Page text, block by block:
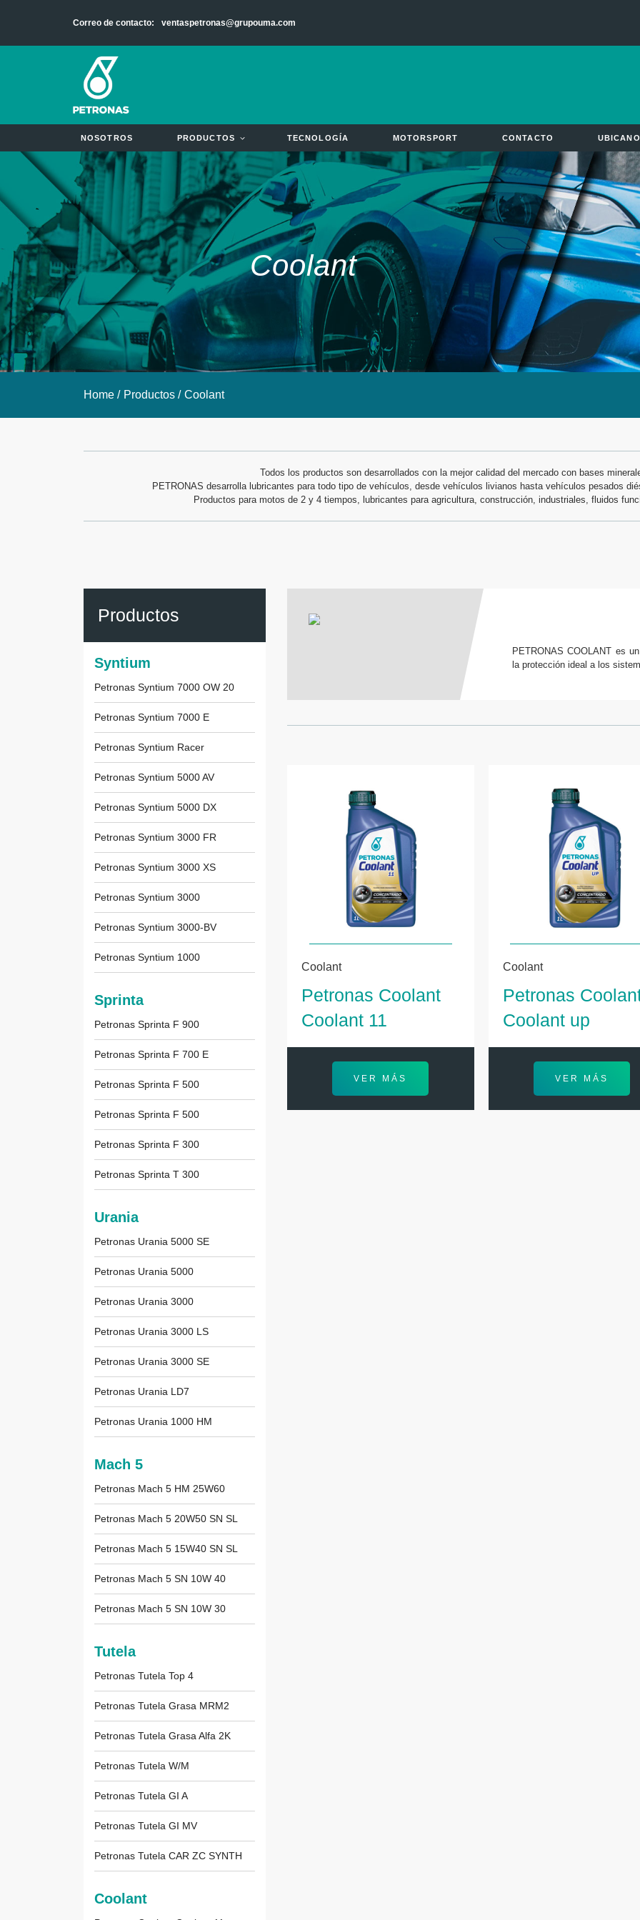
Correo de contacto: ventaspetronas@grupouma.com
NOSOTROS PRODUCTOS TECNOLOGÍA MOTORSPORT CONTACTO
Coolant
Home / Productos / Coolant
Todos los productos son desarrollados con la mejor calidad del mercado con bases
PETRONAS desarrolla lubricantes para todo tipo de vehículos, desde vehículos livianos hasta vehículos pesados
Productos para motos de 2 y 4 tiempos, lubricantes para agricultura, construcción, industriales, fluidos
Productos
Syntium
Petronas Syntium 7000 OW 20
Petronas Syntium 7000 E
Petronas Syntium Racer
Petronas Syntium 5000 AV
Petronas Syntium 5000 DX
Petronas Syntium 3000 FR
Petronas Syntium 3000 XS
Petronas Syntium 3000
Petronas Syntium 3000-BV
Petronas Syntium 1000
Sprinta
Petronas Sprinta F 900
Petronas Sprinta F 700 E
Petronas Sprinta F 500
Petronas Sprinta F 500
Petronas Sprinta F 300
Petronas Sprinta T 300
Urania
Petronas Urania 5000 SE
Petronas Urania 5000
Petronas Urania 3000
Petronas Urania 3000 LS
Petronas Urania 3000 SE
Petronas Urania LD7
Petronas Urania 1000 HM
Mach 5
Petronas Mach 5 HM 25W60
Petronas Mach 5 20W50 SN SL
Petronas Mach 5 15W40 SN SL
Petronas Mach 5 SN 10W 40
Petronas Mach 5 SN 10W 30
Tutela
Petronas Tutela Top 4
Petronas Tutela Grasa MRM2
Petronas Tutela Grasa Alfa 2K
Petronas Tutela W/M
Petronas Tutela GI A
Petronas Tutela GI MV
Petronas Tutela CAR ZC SYNTH
Coolant
PETRONAS COOLANT es
la protección ideal a los
Coolant
Petronas Coolant
Coolant 11
VER MÁS
Coolant
Petronas
Coolant up
VER MÁS